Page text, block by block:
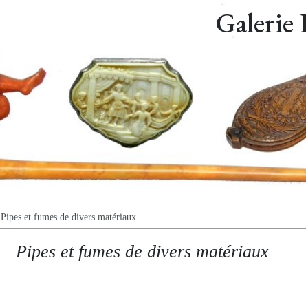
Galerie
Pipes et fumes de divers matériaux
Pipes et fumes de divers matériaux